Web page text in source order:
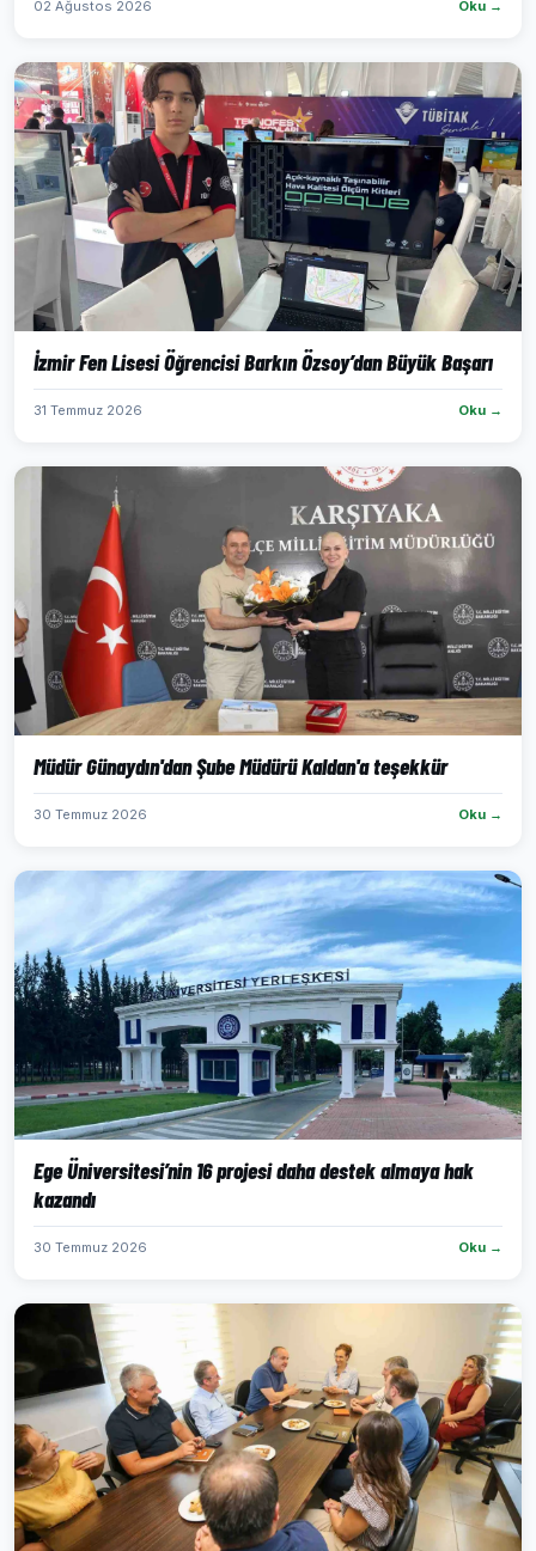
02 Ağustos 2026 Oku →
İzmir Fen Lisesi Öğrencisi Barkın Özsoy’dan Büyük Başarı
31 Temmuz 2026 Oku →
Müdür Günaydın'dan Şube Müdürü Kaldan'a teşekkür
30 Temmuz 2026 Oku →
Ege Üniversitesi’nin 16 projesi daha destek almaya hak
kazandı
30 Temmuz 2026 Oku →